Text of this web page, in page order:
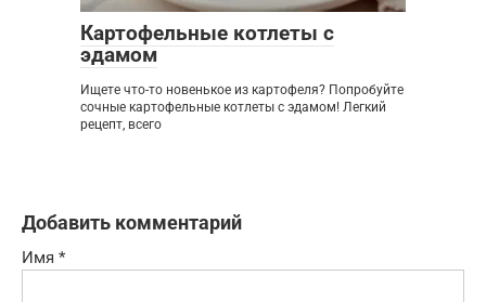
Картофельные котлеты с
эдамом
Ищете что-то новенькое из картофеля? Попробуйте
сочные картофельные котлеты с эдамом! Легкий
рецепт, всего
Добавить комментарий
Имя *